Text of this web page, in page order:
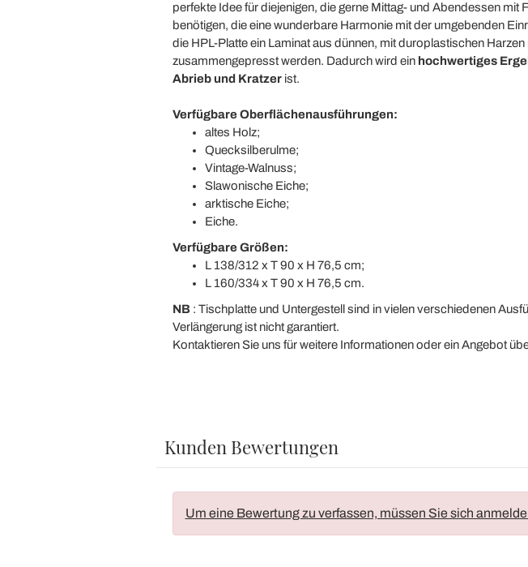
perfekte Idee für diejenigen, die gerne Mittag- und Abendessen
benötigen, die eine wunderbare Harmonie mit der umgebenden
die HPL-Platte ein Laminat aus dünnen, mit duroplastischen
zusammengepresst werden. Dadurch wird ein hochwertiges
Abrieb und Kratzerist.
Verfügbare Oberflächenausführungen:
altes Holz;
Quecksilberulme;
Vintage-Walnuss;
Slawonische Eiche;
arktische Eiche;
Eiche.
Verfügbare Größen:
L 138/312 x T 90 x H 76,5 cm;
L 160/334 x T 90 x H 76,5 cm.
NB: Tischplatte und Untergestell sind in vielen verschiedenen
Verlängerung ist nicht garantiert.
Kontaktieren Sie uns für weitere Informationen oder ein Angebot
Kunden Bewertungen
Um eine Bewertung zu verfassen, müssen Sie sich